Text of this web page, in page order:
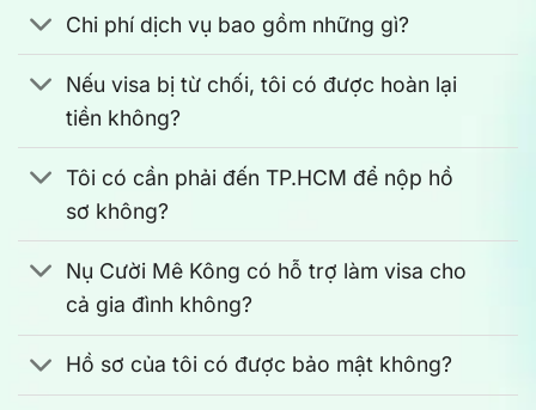
Chi phí dịch vụ bao gồm những gì?
Nếu visa bị từ chối, tôi có được hoàn lại
tiền không?
Tôi có cần phải đến TP.HCM để nộp hồ
sơ không?
Nụ Cười Mê Kông có hỗ trợ làm visa cho
cả gia đình không?
Hồ sơ của tôi có được bảo mật không?